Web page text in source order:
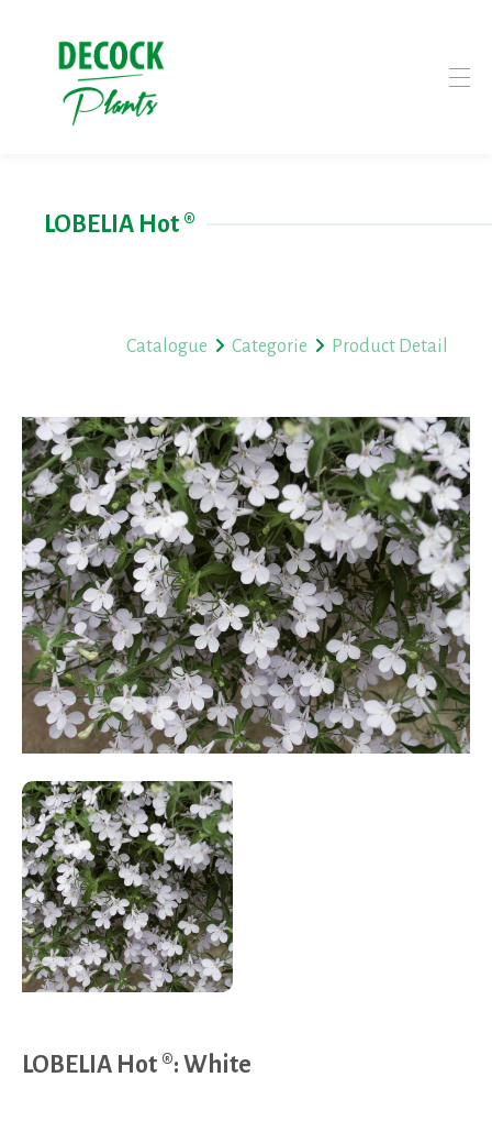
LOBELIA Hot ®
Catalogue Categorie Product Detail
LOBELIA Hot ®: White